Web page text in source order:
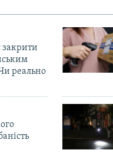
закрити
реально